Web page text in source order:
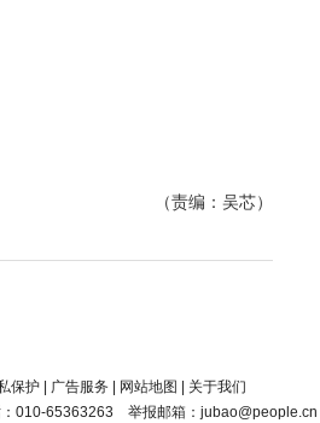
（责编：吴芯）
保护 广告服务 网站地图
关于我们
：010-65363263 举报邮箱：jubao@people.cn